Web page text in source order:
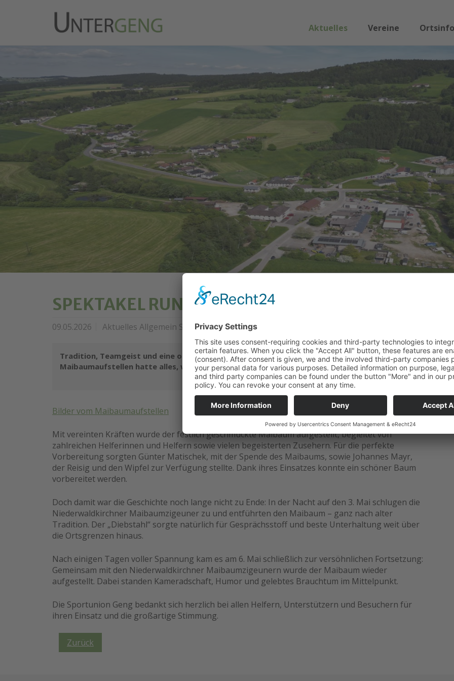
Aktuelles Vereine
SPEKTAKEL RUND UM DEN MAIBAUM IN
09.05.2026 Aktuelles Allgemein Sportverein Startseite
Tradition, Teamgeist und eine ordentliche Portion Spannung – das diesjährige
Maibaumaufstellen hatte alles, was zu einem gelungenen Brauchtumsfest dazugehört.
Bilder vom Maibaumaufstellen
Mit vereinten Kräften wurde der festlich geschmückte Maibaum aufgestellt, begleitet von
zahlreichen Helferinnen und Helfern sowie vielen begeisterten Zusehern. Für die perfekte
Vorbereitung sorgten Günter Matischek, mit der Spende des Maibaums, sowie Johannes Mayr,
der Reisig und den Wipfel zur Verfügung stellte. Dank ihres Einsatzes konnte ein schöner Baum
vorbereitet werden.
Doch damit war die Geschichte noch lange nicht zu Ende: In der Nacht auf den 3. Mai schlugen die
Niederwaldkirchner Maibaumzigeuner zu und entführten den Maibaum – ganz nach alter
Tradition. Der „Diebstahl“ sorgte natürlich für Gesprächsstoff und beste Unterhaltung weit über
die Ortsgrenzen hinaus.
Nach einigen Tagen voller Spannung kam es am 6. Mai schließlich zur versöhnlichen Fortsetzung:
Gemeinsam mit den Niederwaldkirchner Maibaumzigeunern wurde der Maibaum wieder
aufgestellt. Dabei standen Kameradschaft, Humor und gelebtes Brauchtum im Mittelpunkt.
Die Sportunion Geng bedankt sich herzlich bei allen Helfern, Unterstützern und Besuchern für
ihren Einsatz und die großartige Stimmung.
Zurück